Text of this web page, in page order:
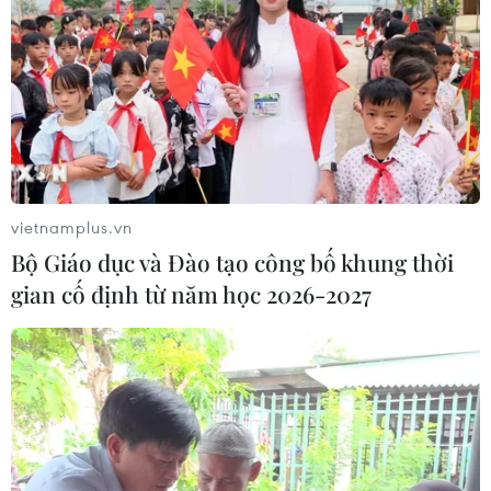
Tiếp nhận 47 công dân Việt Nam bị
Hoa Kỳ trục xuất về nước
05/08/2026 07:38
Đồng Nai phát hiện 7 cơ sở nuôi lợn
"vỗ béo" sử dụng chất cấm
05/08/2026 04:59
Triệt phá thành công hệ
thống Lương Sơn TV đánh bạc lên tới
1.500 tỷ đồng/tháng
05/08/2026 04:57
vietnamplus.vn
Bộ Giáo dục và Đào tạo công bố khung thời
gian cố định từ năm học 2026-2027